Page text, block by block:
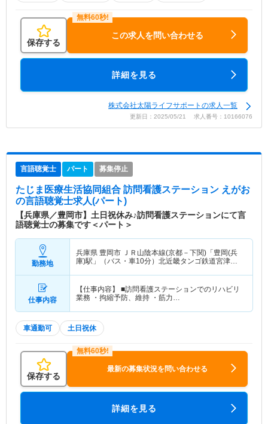
保存する
この求人を問い合わせる
詳細を見る
株式会社太陽ライフサポートの求人一覧
更新日：2025/05/21 求人番号：10166076
言語聴覚士 パート 募集停止
たじま医療生活協同組合 訪問看護ステーション えがお
の言語聴覚士求人(パート)
【兵庫県／豊岡市】土日祝休み♪訪問看護ステーションにて言
語聴覚士の募集です＜パート＞
勤務地
兵庫県 豊岡市 ＪＲ山陰本線(京都－下関)「豊岡(兵
庫)駅」（バス・車10分）北近畿タンゴ鉄道宮津線
仕事内容
【仕事内容】 ■訪問看護ステーションでのリハビリ
業務 ・拘縮予防、維持 ・筋力…
車通勤可 土日祝休
保存する
最新の募集状況を問い合わせる
詳細を見る